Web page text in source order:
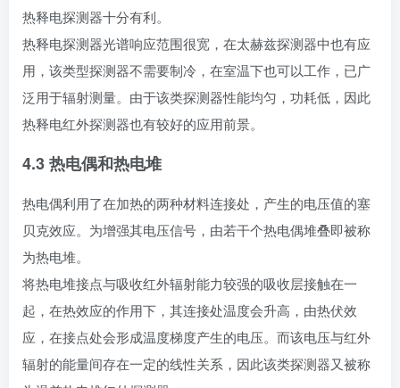
热释电探测器十分有利。
热释电探测器光谱响应范围很宽，在太赫兹探测器中也有应
用，该类型探测器不需要制冷，在室温下也可以工作，已广
泛用于辐射测量。由于该类探测器性能均匀，功耗低，因此
热释电红外探测器也有较好的应用前景。
4.3 热电偶和热电堆
热电偶利用了在加热的两种材料连接处，产生的电压值的塞
贝克效应。为增强其电压信号，由若干个热电偶堆叠即被称
为热电堆。
将热电堆接点与吸收红外辐射能力较强的吸收层接触在一
起，在热效应的作用下，其连接处温度会升高，由热伏效
应，在接点处会形成温度梯度产生的电压。而该电压与红外
辐射的能量间存在一定的线性关系，因此该类探测器又被称